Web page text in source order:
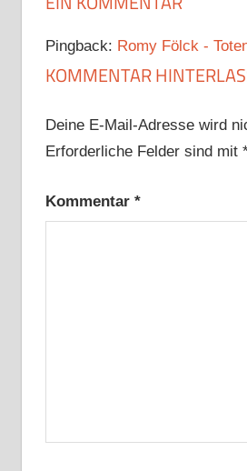
Pingback: Romy Fölck -
KOMMENTAR
Deine E-Mail-Adresse wird
Erforderliche Felder sind mit
Kommentar *